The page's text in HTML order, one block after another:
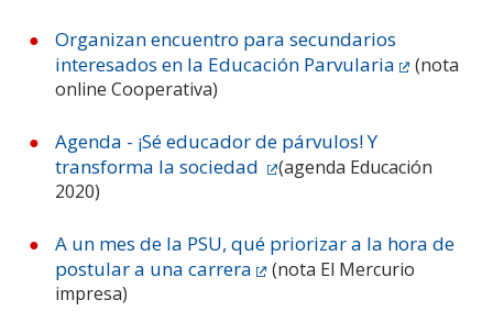
Organizan encuentro para secundarios
interesados en la Educación Parvularia
(nota
online Cooperativa)
Agenda - ¡Sé educador de párvulos! Y
transforma la sociedad
(agenda Educación
2020)
A un mes de la PSU, qué priorizar a la hora de
postular a una carrera
(nota El Mercurio
impresa)